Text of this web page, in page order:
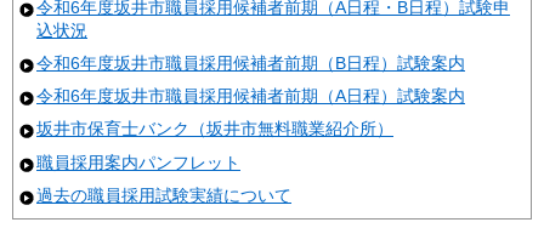
令和6年度坂井市職員採用候補者前期（A日程・B日程）試験申
込状況
令和6年度坂井市職員採用候補者前期（B日程）試験案内
令和6年度坂井市職員採用候補者前期（A日程）試験案内
坂井市保育士バンク（坂井市無料職業紹介所）
職員採用案内パンフレット
過去の職員採用試験実績について